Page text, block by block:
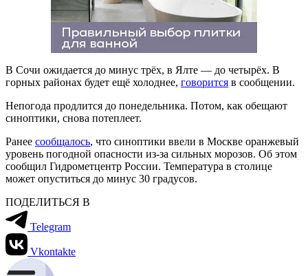
В Сочи ожидается до минус трёх, в Ялте — до четырёх. В
горных районах будет ещё холоднее, говорится в сообщении.
Непогода продлится до понедельника. Потом, как обещают
синоптики, снова потеплеет.
Ранее сообщалось, что синоптики ввели в Москве оранжевый
уровень погодной опасности из-за сильных морозов. Об этом
сообщил Гидрометцентр России. Температура в столице
может опуститься до минус 30 градусов.
ПОДЕЛИТЬСЯ В
Telegram
Vkontakte